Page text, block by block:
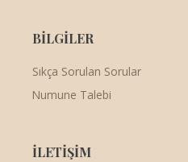
BİLGİLER
Sıkça Sorulan Sorular
Numune Talebi
İLETİŞİM